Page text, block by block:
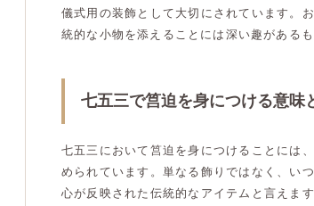
儀式用の装飾として大切にされています。
統的な小物を添えることには深い趣があるも
七五三で筥迫を身につける意味
七五三において筥迫を身につけることには
められています。単なる飾りではなく、い
心が反映された伝統的なアイテムと言えま